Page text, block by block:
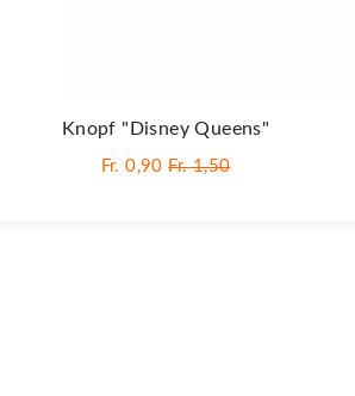
Knopf "Disney Queens"
Fr. 0,90 Fr. 1,50